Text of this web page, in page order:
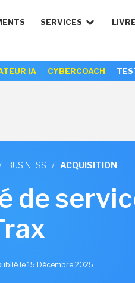
SERVICES
IA CYBERCOACH
BUSINESS / ACQUISITION
de
le 15 Décembre 2025